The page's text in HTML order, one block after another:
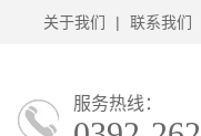
关于我们 | 联系我们
服务热线：